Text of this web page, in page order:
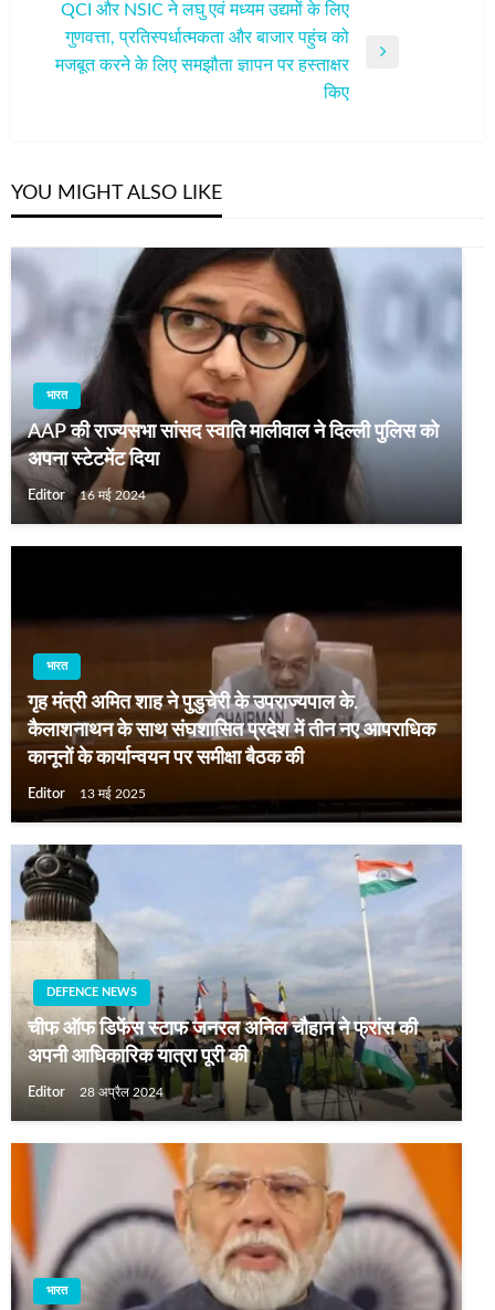
Post
Next
QCI और NSIC ने लघु एवं मध्यम उद्यमों के लिए
गुणवत्ता, प्रतिस्पर्धात्मकता और बाजार पहुंच को
मजबूत करने के लिए समझौता ज्ञापन पर हस्ताक्षर
किए
YOU MIGHT ALSO LIKE
भारत
AAP की राज्यसभा सांसद स्वाति मालीवाल ने दिल्ली पुलिस को
अपना स्टेटमेंट दिया
Editor 16 मई 2024
भारत
गृह मंत्री अमित शाह ने पुडुचेरी के उपराज्यपाल के.
कैलाशनाथन के साथ संघशासित प्रदेश में तीन नए आपराधिक
कानूनों के कार्यान्वयन पर समीक्षा बैठक की
Editor 13 मई 2025
DEFENCE NEWS
चीफ ऑफ डिफेंस स्टाफ जनरल अनिल चौहान ने फ्रांस की
अपनी आधिकारिक यात्रा पूरी की
Editor 28 अप्रैल 2024
भारत